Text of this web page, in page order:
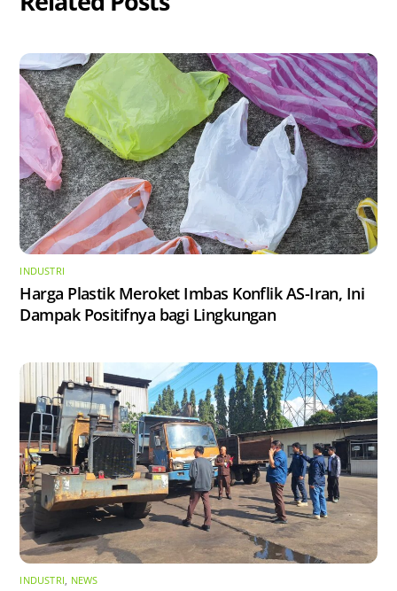
INDUSTRI
Harga Plastik Meroket Imbas Konflik AS-Iran, Ini
Dampak Positifnya bagi Lingkungan
INDUSTRI, NEWS